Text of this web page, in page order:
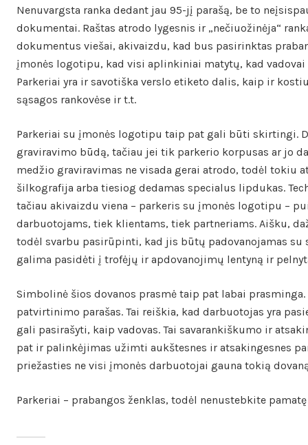
Nenuvargsta ranka dedant jau 95-jį parašą, be to
dokumentai. Raštas atrodo lygesnis ir „nečiuožinėja“
dokumentus viešai, akivaizdu, kad bus pasirinktas
įmonės logotipu, kad visi aplinkiniai matytų, kad
Parkeriai yra ir savotiška verslo etiketo dalis, kaip ir
sąsagos rankovėse ir t.t.
Parkeriai su įmonės logotipu taip pat gali būti skirtingi.
graviravimo būdą, tačiau jei tik parkerio korpusas ar jo
medžio graviravimas ne visada gerai atrodo, todėl tokiu
šilkografija arba tiesiog dedamas specialus lipdukas.
tačiau akivaizdu viena – parkeris su įmonės logotipu –
darbuotojams, tiek klientams, tiek partneriams. Aišku,
todėl svarbu pasirūpinti, kad jis būtų padovanojamas su
galima pasidėti į trofėjų ir apdovanojimų lentyną ir
Simbolinė šios dovanos prasmė taip pat labai prasminga.
patvirtinimo parašas. Tai reiškia, kad darbuotojas yra
gali pasirašyti, kaip vadovas. Tai savarankiškumo ir
pat ir palinkėjimas užimti aukštesnes ir atsakingesnes
priežasties ne visi įmonės darbuotojai gauna tokią
Parkeriai – prabangos ženklas, todėl nenustebkite